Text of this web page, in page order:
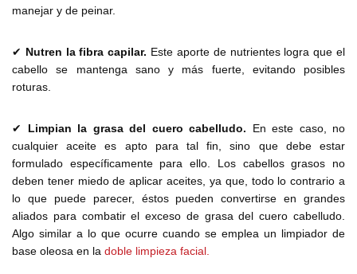
manejar y de peinar.
✔ Nutren la fibra capilar. Este aporte de nutrientes logra que el
cabello se mantenga sano y más fuerte, evitando posibles
roturas.
✔ Limpian la grasa del cuero cabelludo.
En este caso, no
cualquier aceite es apto para tal fin, sino que debe estar
formulado específicamente para ello. Los cabellos grasos no
deben tener miedo de aplicar aceites, ya que, todo lo contrario a
lo que puede parecer, éstos pueden convertirse en grandes
aliados para combatir el exceso de grasa del cuero cabelludo.
Algo similar a lo que ocurre cuando se emplea un limpiador de
base oleosa en la doble limpieza facial.